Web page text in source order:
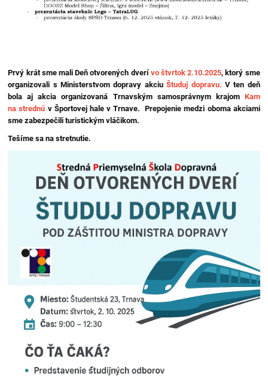
Prvý krát sme mali Deň otvorených dverí vo štvrtok 2.10.2025, ktorý sme
organizovali s Ministerstvom dopravy akciuŠtuduj dopravu. V ten deň
bola aj akcia organizovaná Trnavským samosprávnym krajom Kam
na strednú v Športovej hale v Trnave. Prepojenie medzi oboma akciami
sme zabezpečili turistickým vláčikom.
Tešíme sa na stretnutie.